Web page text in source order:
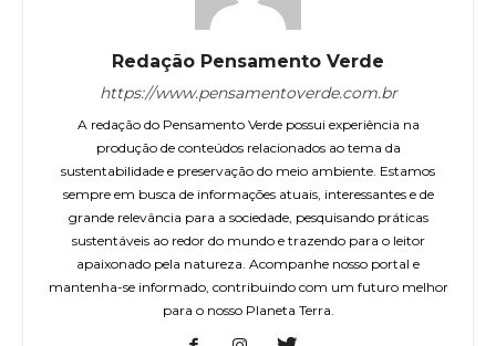
Redação Pensamento Verde
https://www.pensamentoverde.com.br
A redação do Pensamento Verde possui experiência na
produção de conteúdos relacionados ao tema da
sustentabilidade e preservação do meio ambiente. Estamos
sempre em busca de informações atuais, interessantes e de
grande relevância para a sociedade, pesquisando práticas
sustentáveis ao redor do mundo e trazendo para o leitor
apaixonado pela natureza. Acompanhe nosso portal e
mantenha-se informado, contribuindo com um futuro melhor
para o nosso Planeta Terra.